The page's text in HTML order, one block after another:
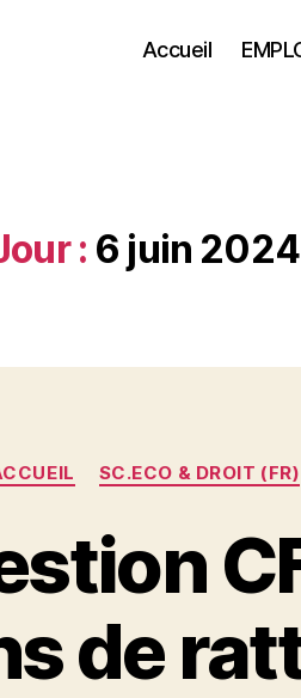
Accueil
: 6 juin 2024
Catégories
SC.ECO & DROIT (FR)
de